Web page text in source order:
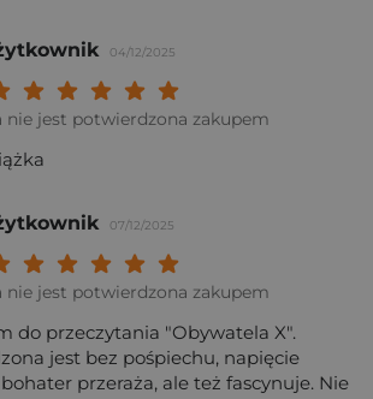
04/12/2025
Twoja ocena:
Twoja ocena: Wybitna 9/
Twoja ocena: Rewelacyjna 8/
Twoja ocena: Bardzo dobra 7/10"
Twoja ocena: Dobra 6/10"
ocena: Przeciętna 5/10"
ocena: Może być 4/10"
Słaba 3/10"
Bardzo słaba 2/10"
1/10"
nie jest potwierdzona zakupem
07/12/2025
Twoja ocena:
Twoja ocena: Wybitna 9/
Twoja ocena: Rewelacyjna 8/
Twoja ocena: Bardzo dobra 7/10"
Twoja ocena: Dobra 6/10"
ocena: Przeciętna 5/10"
ocena: Może być 4/10"
Słaba 3/10"
Bardzo słaba 2/10"
1/10"
nie jest potwierdzona zakupem
do przeczytania "Obywatela X".
jest bez pośpiechu, napięcie
przeraża, ale też fascynuje. Nie